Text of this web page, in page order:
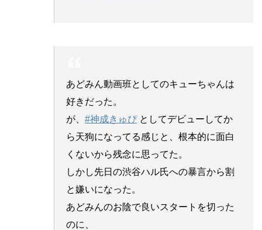
あどみん動画班としてのキューちゃんは
好きだった。
が、 #神成きゅぴとしてデビューしてか
ら天狗になってる感じと、根本的に面白
くないから残念に思ってた。
しかし先日の渋谷ハル氏への暴言から割
と嫌いになった。
あどみんのお陰で良いスタートを切った
のに、